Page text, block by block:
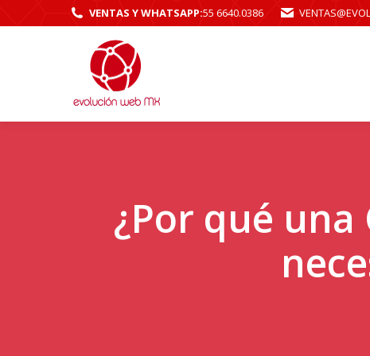
VENTAS Y WHATSAPP:55 6640.0386
¿Por qué